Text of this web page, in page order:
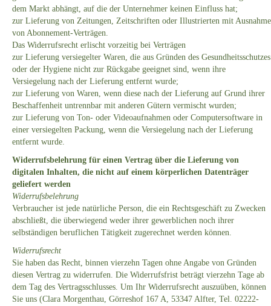
dem Markt abhängt, auf die der Unternehmer keinen Einfluss hat;
zur Lieferung von Zeitungen, Zeitschriften oder Illustrierten mit Ausnahme
von Abonnement-Verträgen.
Das Widerrufsrecht erlischt vorzeitig bei Verträgen
zur Lieferung versiegelter Waren, die aus Gründen des Gesundheitsschutzes
oder der Hygiene nicht zur Rückgabe geeignet sind, wenn ihre
Versiegelung nach der Lieferung entfernt wurde;
zur Lieferung von Waren, wenn diese nach der Lieferung auf Grund ihrer
Beschaffenheit untrennbar mit anderen Gütern vermischt wurden;
zur Lieferung von Ton- oder Videoaufnahmen oder Computersoftware in
einer versiegelten Packung, wenn die Versiegelung nach der Lieferung
entfernt wurde.
Widerrufsbelehrung für einen Vertrag über die Lieferung von
digitalen Inhalten, die nicht auf einem körperlichen Datenträger
geliefert werden
Widerrufsbelehrung
Verbraucher ist jede natürliche Person, die ein Rechtsgeschäft zu Zwecken
abschließt, die überwiegend weder ihrer gewerblichen noch ihrer
selbständigen beruflichen Tätigkeit zugerechnet werden können.
Widerrufsrecht
Sie haben das Recht, binnen vierzehn Tagen ohne Angabe von Gründen
diesen Vertrag zu widerrufen. Die Widerrufsfrist beträgt vierzehn Tage ab
dem Tag des Vertragsschlusses. Um Ihr Widerrufsrecht auszuüben, können
Sie uns (Clara Morgenthau, Görreshof 167 A, 53347 Alfter, Tel. 02222-